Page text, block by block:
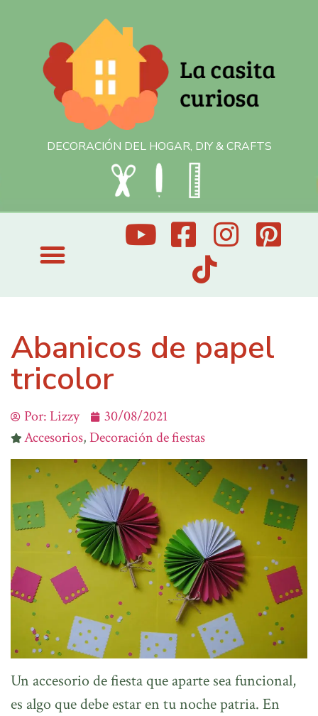
DECORACIÓN DEL HOGAR, DIY & CRAFTS
Abanicos de papel
tricolor
Por:Lizzy
30/08/2021
Accesorios,Decoración de fiestas
Un accesorio de fiesta que aparte sea funcional,
es algo que debe estar en tu noche patria. En